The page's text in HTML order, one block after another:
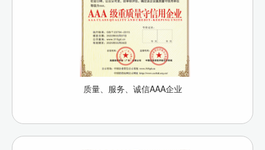
质量、服务、诚信AAA企业